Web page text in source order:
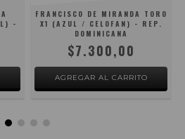
-
FRANCISCO DE MIRANDA TORO
X1 (AZUL / CELOFAN) - REP.
DOMINICANA
$7.300,00